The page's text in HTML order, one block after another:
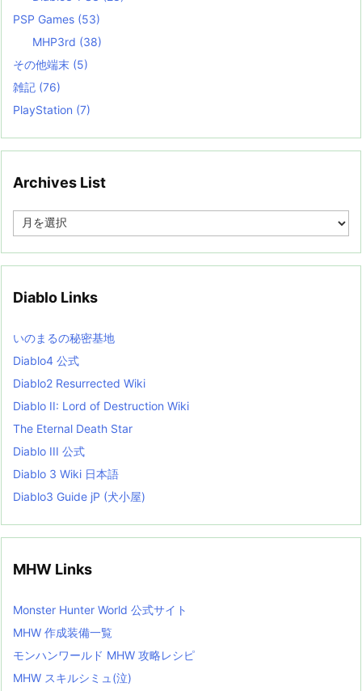
PSP Games (53)
MHP3rd (38)
その他端末 (5)
雑記 (76)
PlayStation (7)
Archives List
e
i
s
t
Diablo Links
いのまるの秘密基地
Diablo4 公式
Diablo2 Resurrected Wiki
Diablo II: Lord of Destruction Wiki
The Eternal Death Star
Diablo III 公式
Diablo 3 Wiki 日本語
Diablo3 Guide jP (犬小屋)
MHW Links
Monster Hunter World 公式サイト
MHW 作成装備一覧
モンハンワールド MHW 攻略レシピ
MHW スキルシミュ(泣)